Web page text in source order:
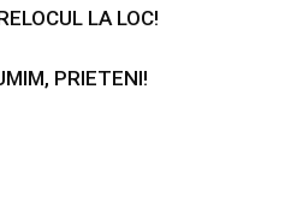
LA LOC!
PRIETENI!